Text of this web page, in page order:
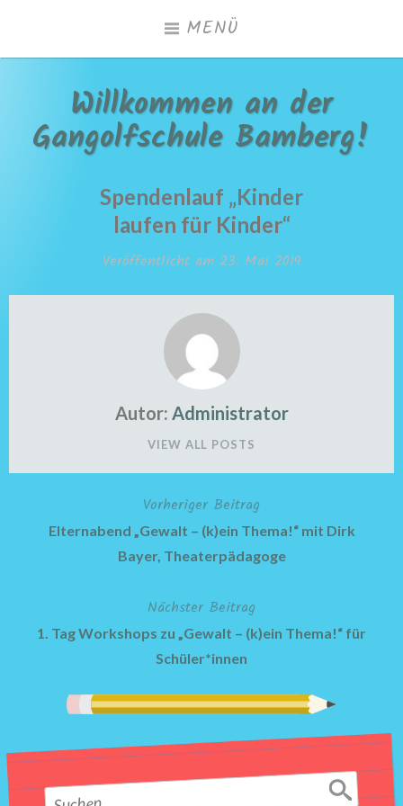
springen
MENÜ
Willkommen an der
Gangolfschule Bamberg!
Spendenlauf „Kinder
laufen für Kinder“
Veröffentlicht am 23. Mai 2019
Autor: Administrator
VIEW ALL POSTS
BeitragsnavigationVorheriger Beitrag
Elternabend „Gewalt – (k)ein Thema!“ mit Dirk
Bayer, Theaterpädagoge
Nächster Beitrag
1. Tag Workshops zu „Gewalt – (k)ein Thema!“ für
Schüler*innen
Suchen